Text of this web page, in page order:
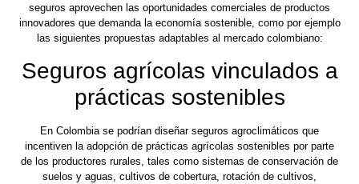
seguros aprovechen las oportunidades comerciales de productos
innovadores que demanda la economía sostenible, como por ejemplo
las siguientes propuestas adaptables al mercado colombiano:
Seguros agrícolas vinculados a
prácticas sostenibles
En Colombia se podrían diseñar seguros agroclimáticos que
incentiven la adopción de prácticas agrícolas sostenibles por parte
de los productores rurales, tales como sistemas de conservación de
suelos y aguas, cultivos de cobertura, rotación de cultivos,